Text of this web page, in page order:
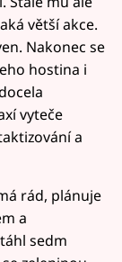
větší akce.
Nakonec se
hostina i
vyteče
a
rád, plánuje
a
sedm